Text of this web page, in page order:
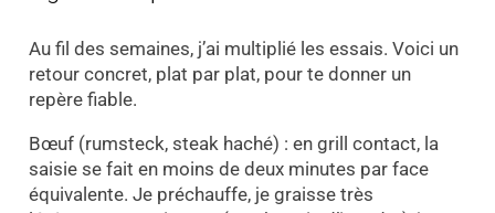
Au fil des semaines, j’ai multiplié les essais. Voici un
retour concret, plat par plat, pour te donner un
repère fiable.
Bœuf (rumsteck, steak haché) : en grill contact, la
saisie se fait en moins de deux minutes par face
équivalente. Je préchauffe, je graisse très